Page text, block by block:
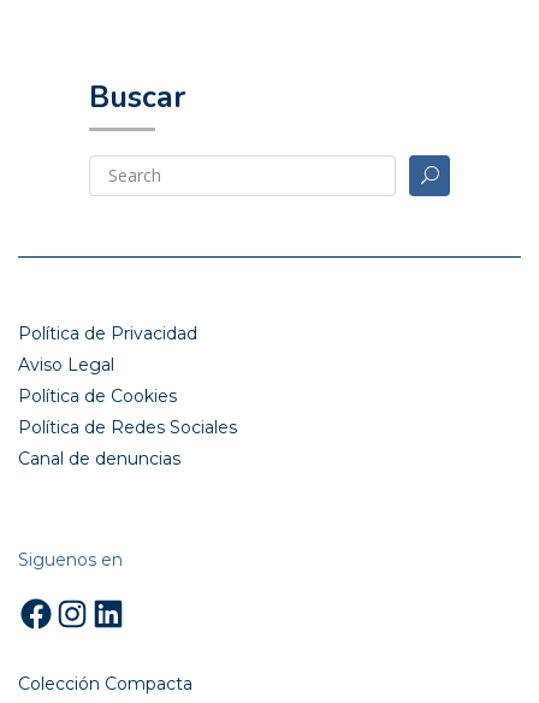
Buscar
Política de Privacidad
Aviso Legal
Política de Cookies
Política de Redes Sociales
Canal de denuncias
Siguenos en
Facebook
Instagram
LinkedIn
Colección Compacta